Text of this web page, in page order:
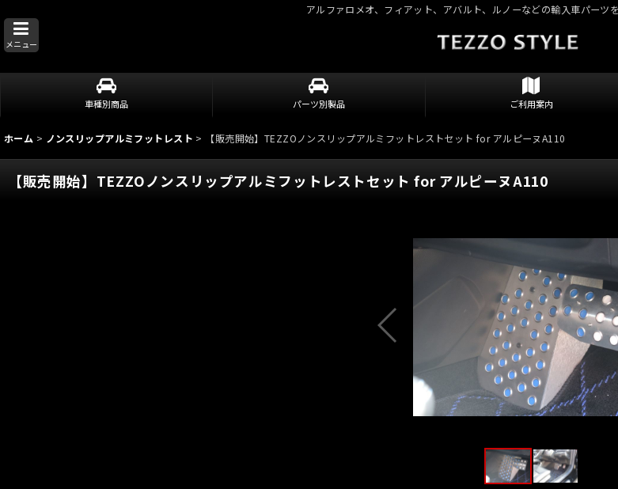
アルファロメオ、フィアット、アバルト、ルノーなどの輸入車パーツ
メニュー
車種別商品 パーツ別製品 ご利用案内
ホーム > ノンスリップアルミフットレスト > 【販売開始】TEZZOノンスリップアルミフットレストセット for アルピーヌA110
【販売開始】TEZZOノンスリップアルミフットレストセット for アルピーヌA110